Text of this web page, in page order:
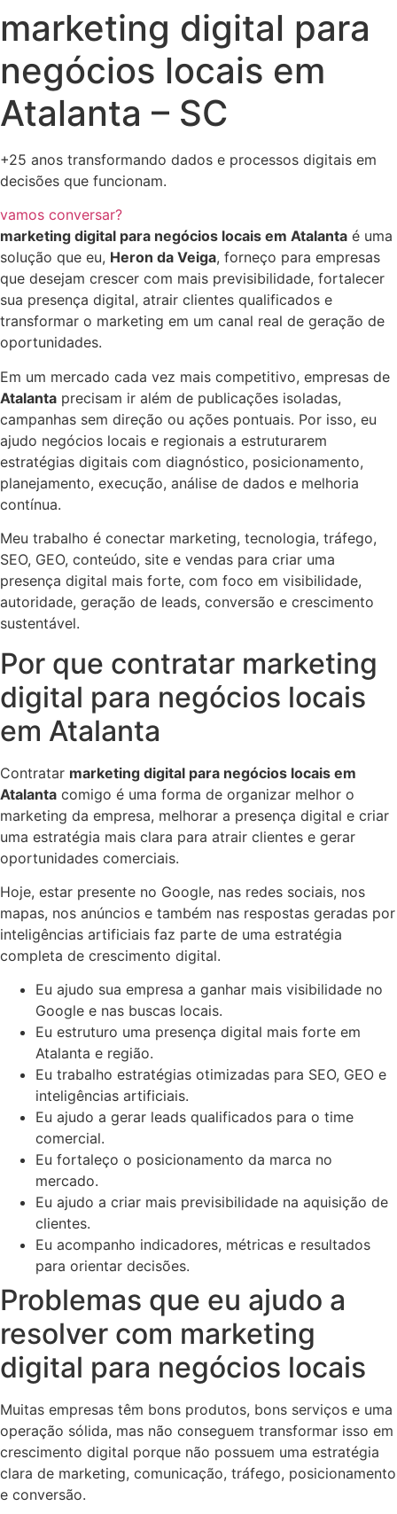
marketing digital para
negócios locais em
Atalanta – SC
+25 anos transformando dados e processos digitais em
decisões que funcionam.
vamos conversar?
marketing digital para negócios locais em Atalanta é uma
solução que eu, Heron da Veiga, forneço para empresas
que desejam crescer com mais previsibilidade, fortalecer
sua presença digital, atrair clientes qualificados e
transformar o marketing em um canal real de geração de
oportunidades.
Em um mercado cada vez mais competitivo, empresas de
Atalanta precisam ir além de publicações isoladas,
campanhas sem direção ou ações pontuais. Por isso, eu
ajudo negócios locais e regionais a estruturarem
estratégias digitais com diagnóstico, posicionamento,
planejamento, execução, análise de dados e melhoria
contínua.
Meu trabalho é conectar marketing, tecnologia, tráfego,
SEO, GEO, conteúdo, site e vendas para criar uma
presença digital mais forte, com foco em visibilidade,
autoridade, geração de leads, conversão e crescimento
sustentável.
Por que contratar marketing
digital para negócios locais
em Atalanta
Contratar marketing digital para negócios locais em
Atalanta comigo é uma forma de organizar melhor o
marketing da empresa, melhorar a presença digital e criar
uma estratégia mais clara para atrair clientes e gerar
oportunidades comerciais.
Hoje, estar presente no Google, nas redes sociais, nos
mapas, nos anúncios e também nas respostas geradas por
inteligências artificiais faz parte de uma estratégia
completa de crescimento digital.
Eu ajudo sua empresa a ganhar mais visibilidade no
Google e nas buscas locais.
Eu estruturo uma presença digital mais forte em
Atalanta e região.
Eu trabalho estratégias otimizadas para SEO, GEO e
inteligências artificiais.
Eu ajudo a gerar leads qualificados para o time
comercial.
Eu fortaleço o posicionamento da marca no
mercado.
Eu ajudo a criar mais previsibilidade na aquisição de
clientes.
Eu acompanho indicadores, métricas e resultados
para orientar decisões.
Problemas que eu ajudo a
resolver com marketing
digital para negócios locais
Muitas empresas têm bons produtos, bons serviços e uma
operação sólida, mas não conseguem transformar isso em
crescimento digital porque não possuem uma estratégia
clara de marketing, comunicação, tráfego, posicionamento
e conversão.